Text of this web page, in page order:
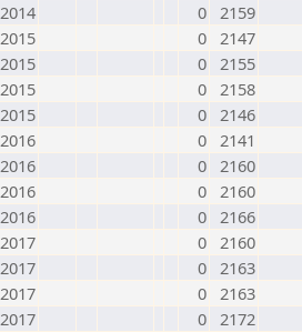
0 2159
0 2147
0 2155
0 2158
0 2146
0 2141
0 2160
0 2160
0 2166
0 2160
0 2163
0 2163
0 2172